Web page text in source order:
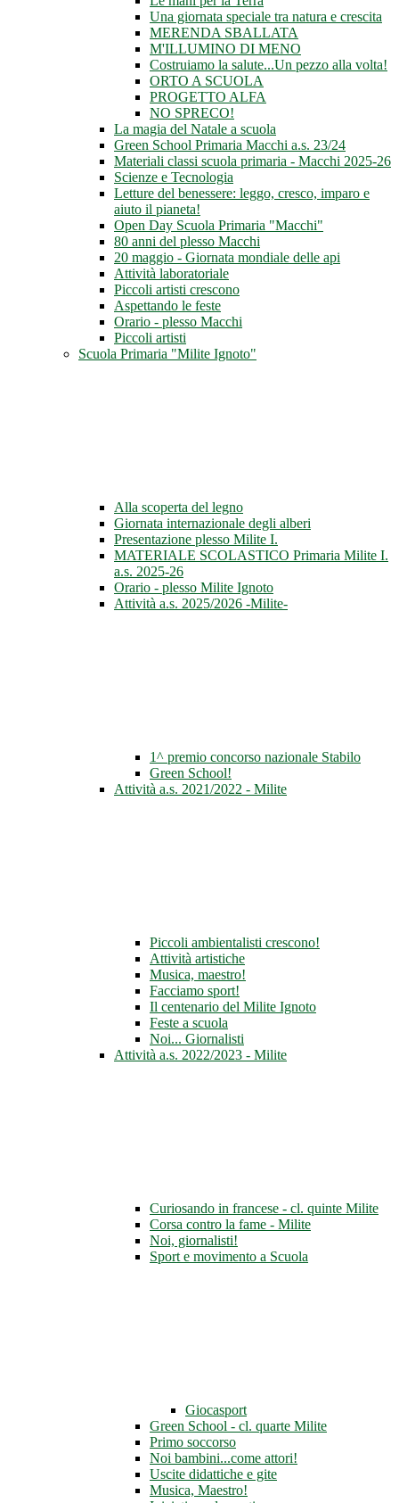
Una giornata speciale tra natura e crescita
MERENDA SBALLATA
M'ILLUMINO DI MENO
Costruiamo la salute...Un pezzo alla volta!
ORTO A SCUOLA
PROGETTO ALFA
NO SPRECO!
La magia del Natale a scuola
Green School Primaria Macchi a.s. 23/24
Materiali classi scuola primaria - Macchi 2025-26
Scienze e Tecnologia
Letture del benessere: leggo, cresco, imparo e
aiuto il pianeta!
Open Day Scuola Primaria "Macchi"
80 anni del plesso Macchi
20 maggio - Giornata mondiale delle api
Attività laboratoriale
Piccoli artisti crescono
Aspettando le feste
Orario - plesso Macchi
Piccoli artisti
Scuola Primaria "Milite Ignoto"
Alla scoperta del legno
Giornata internazionale degli alberi
Presentazione plesso Milite I.
MATERIALE SCOLASTICO Primaria Milite I.
a.s. 2025-26
Orario - plesso Milite Ignoto
Attività a.s. 2025/2026 -Milite-
1^ premio concorso nazionale Stabilo
Green School!
Attività a.s. 2021/2022 - Milite
Piccoli ambientalisti crescono!
Attività artistiche
Musica, maestro!
Facciamo sport!
Il centenario del Milite Ignoto
Feste a scuola
Noi... Giornalisti
Attività a.s. 2022/2023 - Milite
Curiosando in francese - cl. quinte Milite
Corsa contro la fame - Milite
Noi, giornalisti!
Sport e movimento a Scuola
Giocasport
Green School - cl. quarte Milite
Primo soccorso
Noi bambini...come attori!
Uscite didattiche e gite
Musica, Maestro!